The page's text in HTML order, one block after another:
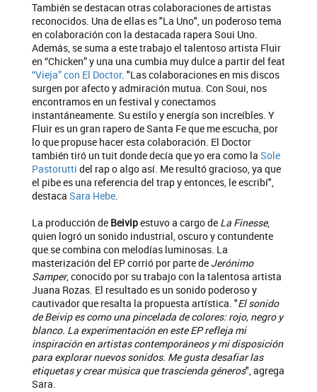
También se destacan otras colaboraciones de artistas
reconocidos. Una de ellas es "La Uno", un poderoso tema
en colaboración con la destacada rapera Soui Uno.
Además, se suma a este trabajo el talentoso artista Fluir
en “Chicken” y una una cumbia muy dulce a partir del feat
“Vieja” con El Doctor. "Las colaboraciones en mis discos
surgen por afecto y admiración mutua. Con Soui, nos
encontramos en un festival y conectamos
instantáneamente. Su estilo y energía son increíbles. Y
Fluir es un gran rapero de Santa Fe que me escucha, por
lo que propuse hacer esta colaboración. El Doctor
también tiró un tuit donde decía que yo era como la Sole
Pastorutti del rap o algo así. Me resultó gracioso, ya que
el pibe es una referencia del trap y entonces, le escribí",
destaca Sara Hebe.
La producción de Beivipestuvo a cargo de La Finesse,
quien logró un sonido industrial, oscuro y contundente
que se combina con melodías luminosas. La
masterización del EP corrió por parte de Jerónimo
Samper, conocido por su trabajo con la talentosa artista
Juana Rozas. El resultado es un sonido poderoso y
cautivador que resalta la propuesta artística. "El sonido
de Beivip es como una pincelada de colores: rojo, negro y
blanco. La experimentación en este EP refleja mi
inspiración en artistas contemporáneos y mi disposición
para explorar nuevos sonidos. Me gusta desafiar las
etiquetas y crear música que trascienda géneros", agrega
Sara.